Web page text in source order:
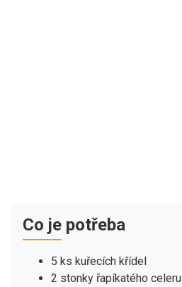
Co je potřeba
5 ks kuřecích křídel
2 stonky řapíkatého celeru